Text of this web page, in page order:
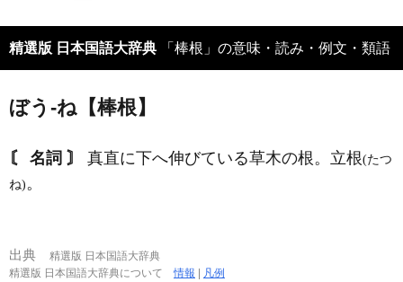
精選版 日本国語大辞典 「棒根」の意味・読み・例文・類語
ぼう‐ね【棒根】
〘 名詞 〙 真直に下へ伸びている草木の根。立根(たつ
ね)。
出典
精選版 日本国語大辞典
精選版 日本国語大辞典について情報 | 凡例